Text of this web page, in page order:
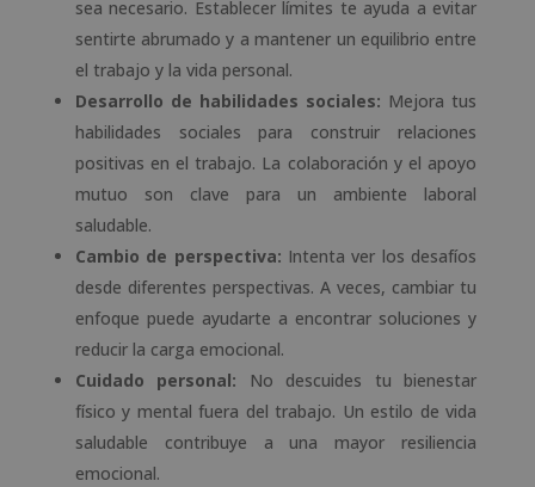
sea necesario. Establecer límites te ayuda a evitar
sentirte abrumado y a mantener un equilibrio entre
el trabajo y la vida personal.
Desarrollo de habilidades sociales: Mejora tus
habilidades sociales para construir relaciones
positivas en el trabajo. La colaboración y el apoyo
mutuo son clave para un ambiente laboral
saludable.
Cambio de perspectiva: Intenta ver los desafíos
desde diferentes perspectivas. A veces, cambiar tu
enfoque puede ayudarte a encontrar soluciones y
reducir la carga emocional.
Cuidado personal:
No descuides tu bienestar
físico y mental fuera del trabajo. Un estilo de vida
saludable contribuye a una mayor resiliencia
emocional.